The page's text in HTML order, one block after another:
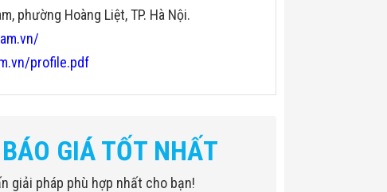
phường Hoàng Liệt, TP. Hà Nội.
profile.pdf
GIÁ TỐT NHẤT
giải pháp phù hợp nhất cho bạn!